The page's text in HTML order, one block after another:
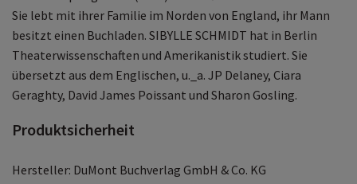
Sie lebt mit ihrer Familie im Norden von England, ihr Mann
besitzt einen Buchladen. SIBYLLE SCHMIDT hat in Berlin
Theaterwissenschaften und Amerikanistik studiert. Sie
übersetzt aus dem Englischen, u._a. JP Delaney, Ciara
Geraghty, David James Poissant und Sharon Gosling.
Produktsicherheit
Hersteller: DuMont Buchverlag GmbH & Co. KG